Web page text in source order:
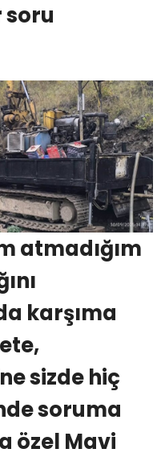
soru
atmadığım
karşıma
sizde hiç
soruma
özel Mavi